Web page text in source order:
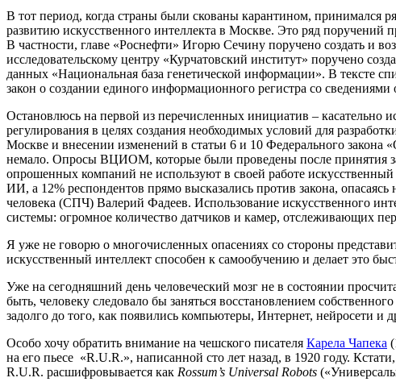
В тот период, когда страны были скованы карантином, принимался
развитию искусственного интеллекта в Москве. Это ряд поручений
В частности, главе «Роснефти» Игорю Сечину поручено создать и
исследовательскому центру «Курчатовский институт» поручено
данных «Национальная база генетической информации». В тексте
закон о создании единого информационного регистра со
Остановлюсь на первой из перечисленных инициатив – касательно
регулирования в целях создания необходимых условий для
Москве и внесении изменений в статьи 6 и 10 Федерального
немало. Опросы ВЦИОМ, которые были проведены после принятия
опрошенных компаний не используют в своей работе
ИИ, а 12% респондентов прямо высказались против закона,
человека (СПЧ) Валерий Фадеев. Использование искусственного
системы: огромное количество датчиков и камер, отслеживающих
Я уже не говорю о многочисленных опасениях со стороны
искусственный интеллект способен к самообучению и делает это
Уже на сегодняшний день человеческий мозг не в состоянии
быть, человеку следовало бы заняться восстановлением
задолго до того, как появились компьютеры, Интернет, нейросети и
Особо хочу обратить внимание на чешского писателя Карела Чапека
на его пьесе «R.U.R.», написанной сто лет назад, в 1920 году.
R.U.R. расшифровывается как Rossum’s Universal Robots